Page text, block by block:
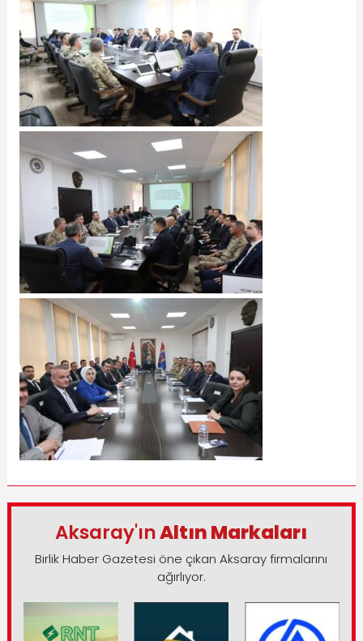
Aksaray'ınAltın Markaları
Birlik Haber Gazetesi öne çıkan Aksaray firmalarını
ağırlıyor.